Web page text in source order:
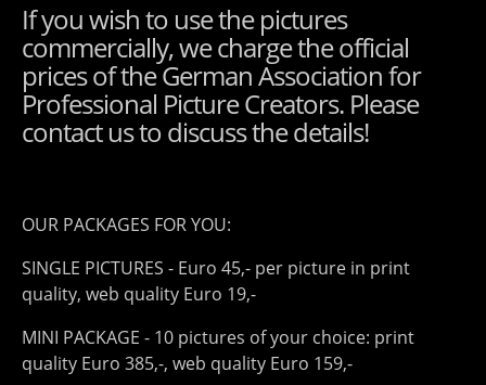
If you wish to use the pictures
commercially, we charge the official
prices of the German Association for
Professional Picture Creators. Please
contact us to discuss the details!
OUR PACKAGES FOR YOU:
SINGLE PICTURES - Euro 45,- per picture in print
quality, web quality Euro 19,-
MINI PACKAGE - 10 pictures of your choice: print
quality Euro 385,-, web quality Euro 159,-